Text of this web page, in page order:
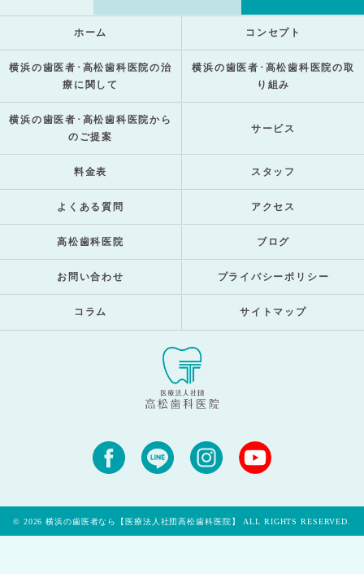
ホーム コンセプト
横浜の歯医者･高松歯科医院の治
療に関して
横浜の歯医者･高松歯科医院の取
り組み
横浜の歯医者･高松歯科医院から
のご提案
サービス
料金表 スタッフ
よくある質問 アクセス
高松歯科医院 ブログ
お問い合わせ プライバシーポリシー
コラム サイトマップ
© 2026 横浜の歯医者なら【医療法人社団高松歯科医院】 ALL RIGHTS RESERVED.